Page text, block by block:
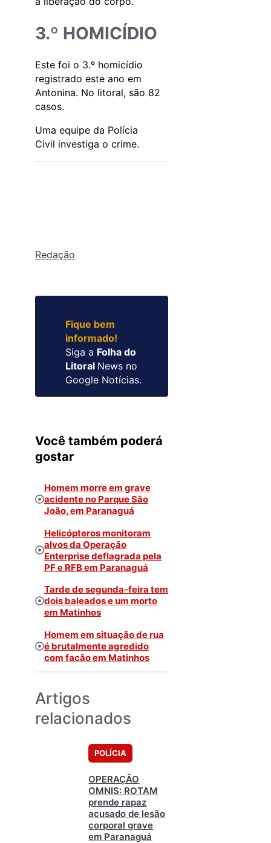
3.º HOMICÍDIO
Este foi o 3.º homicídio
registrado este ano em
Antonina. No litoral, são 82
casos.
Uma equipe da Polícia
Civil investiga o crime.
Redação
Fique bem
informado!
Siga a Folha do
Litoral News no
Google Notícias.
Você também poderá
gostar
Homem morre em grave
acidente no Parque São
João, em Paranaguá
Helicópteros monitoram
alvos da Operação
Enterprise deflagrada pela
PF e RFB em Paranaguá
Tarde de segunda-feira tem
dois baleados e um morto
em Matinhos
Homem em situação de rua
é brutalmente agredido
com facão em Matinhos
Artigos
relacionados
POLÍCIA
OPERAÇÃO
OMNIS: ROTAM
prende rapaz
acusado de lesão
corporal grave
em Paranaguá